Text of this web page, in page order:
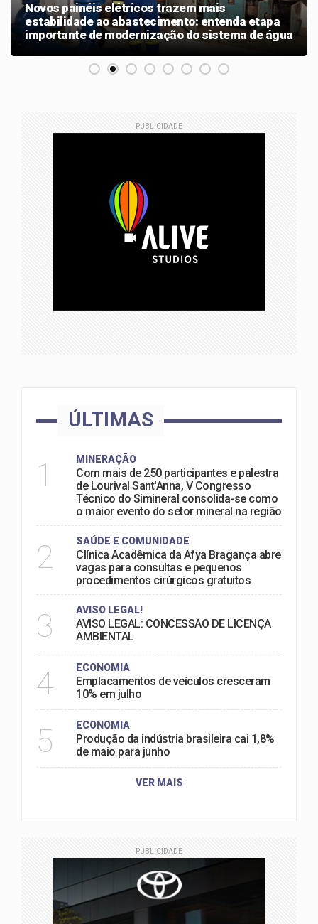
Novos painéis elétricos trazem mais
estabilidade ao abastecimento: entenda etapa
importante de modernização do sistema de água
PUBLICIDADE
ÚLTIMAS
1 MINERAÇÃO
Com mais de 250 participantes e palestra
de Lourival Sant'Anna, V Congresso
Técnico do Simineral consolida-se como
o maior evento do setor mineral na região
2 SAÚDE E COMUNIDADE
Clínica Acadêmica da Afya Bragança abre
vagas para consultas e pequenos
procedimentos cirúrgicos gratuitos
3 AVISO LEGAL!
AVISO LEGAL: CONCESSÃO DE LICENÇA
AMBIENTAL
4 ECONOMIA
Emplacamentos de veículos cresceram
10% em julho
5 ECONOMIA
Produção da indústria brasileira cai 1,8%
de maio para junho
VER MAIS
PUBLICIDADE